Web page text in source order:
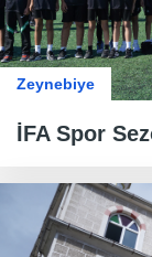
Zeynebiye
İFA Spor